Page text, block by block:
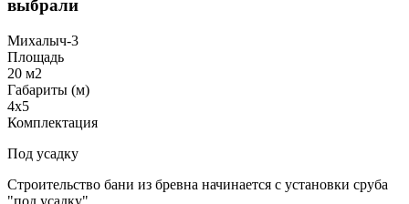
выбрали
Михалыч-3
Площадь
20 м2
Габариты (м)
4х5
Комплектация
Под усадку
Строительство бани из бревна начинается с установки сруба
"под усадку".